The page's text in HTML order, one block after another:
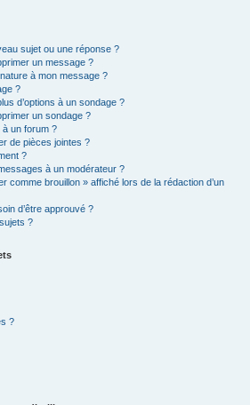
sujet ou une réponse ?
un message ?
à mon message ?
?
d’options à un sondage ?
un sondage ?
à un forum ?
de pièces jointes ?
?
à un modérateur ?
comme brouillon » affiché lors de la rédaction d’un
d’être approuvé ?
?
?